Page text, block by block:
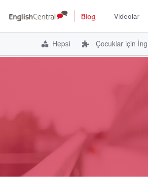
Videolar
Hepsi Çocuklar için